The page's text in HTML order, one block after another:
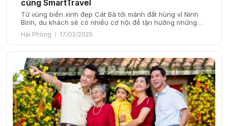
cùng SmartTravel
Từ vùng biển xinh đẹp Cát Bà tới mảnh đất hùng vĩ Ninh
Bình, du khách sẽ có nhiều cơ hội để tận hưởng những
trải nghiệm đáng nhớ cùng cảnh sắc thiên nhiên tuyệt
đẹp và văn hóa đặc sắc. Cùng SmartTravel khám phá
chuyến du lịch Ninh Bình từ Cát Bà trong bài […]
Hải Phòng 17/02/2025